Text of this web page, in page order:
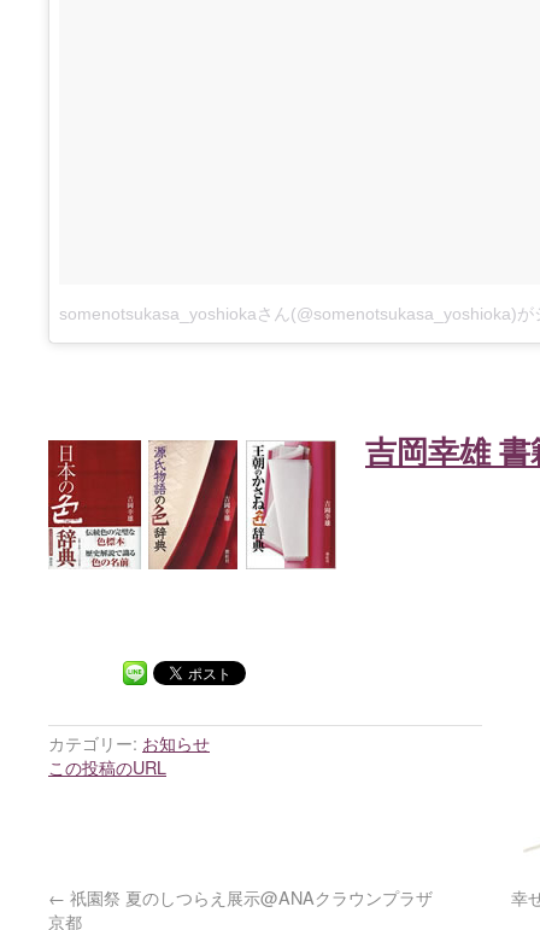
somenotsukasa_yoshiokaさん(@somenotsukasa_yoshioka)が
吉岡幸雄 書
カテゴリー: お知らせ
この投稿のURL
← 祇園祭 夏のしつらえ展示@ANAクラウンプラザ
京都
幸